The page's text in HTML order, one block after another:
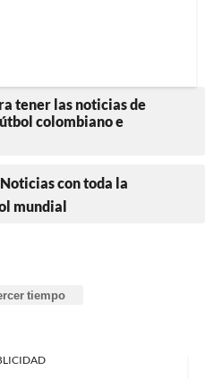
tener las noticias de
colombiano e
con toda la
mundial
tiempo